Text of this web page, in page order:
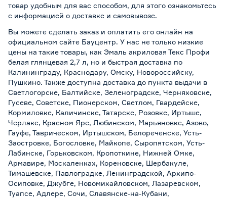
товар удобным для вас способом, для этого ознакомьтесь
с информацией о доставке и самовывозе.
Вы можете сделать заказ и оплатить его онлайн на
официальном сайте Бауцентр. У нас не только низкие
цены на такие товары, как Эмаль акриловая Текс Профи
белая глянцевая 2,7 л, но и быстрая доставка по
Калининграду, Краснодару, Омску, Новороссийску,
Пушкино. Также доступна доставка до пункта выдачи в
Светлогорске, Балтийске, Зеленоградске, Черняховске,
Гусеве, Советске, Пионерском, Светлом, Гвардейске,
Кормиловке, Каличинске, Татарске, Розовке, Иртыше,
Черлаке, Красном Яре, Любинском, Марьяновке, Азово,
Гауфе, Таврическом, Иртышском, Белореченске, Усть-
Заостровке, Богословке, Майкопе, Сыропятском, Усть-
Лабинске, Горьковском, Кропоткине, Нижней Омке,
Армавире, Москаленках, Кореновске, Шербакуле,
Тимашевске, Павлоградке, Ленинградской, Архипо-
Осиповке, Джубге, Новомихайловском, Лазаревском,
Туапсе, Адлере, Сочи, Славянске-на-Кубани,